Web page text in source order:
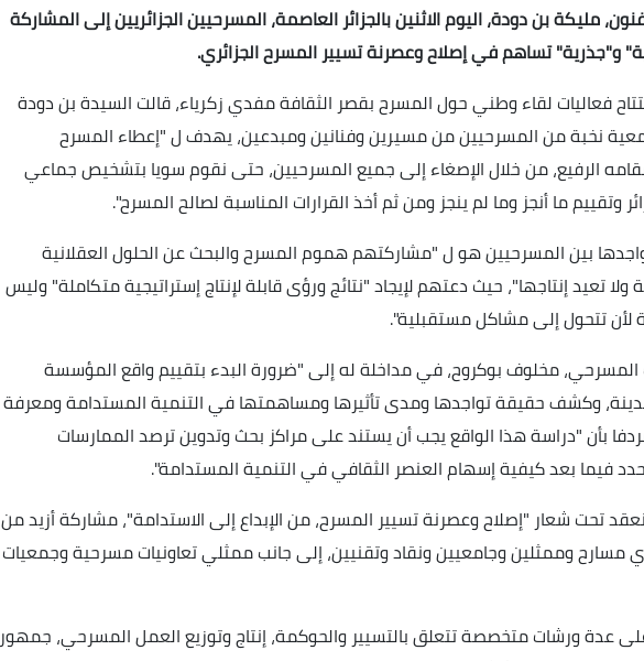
مليكة بن دودة، اليوم الاثنين بالجزائر العاصمة، المسرحيين الجزائريين إلى المشاركة
و"جذرية" تساهم في إصلاح وعصرنة تسيير المسرح الجزائري.
فعاليات لقاء وطني حول المسرح بقصر الثقافة مفدي زكرياء، قالت السيدة بن دودة
نخبة من المسرحيين من مسيرين وفنانين ومبدعين، يهدف ل "إعطاء المسرح
الرفيع، من خلال الإصغاء إلى جميع المسرحيين، حتى نقوم سويا بتشخيص جماعي
وتقييم ما أنجز وما لم ينجز ومن ثم أخذ القرارات المناسبة لصالح المسرح".
بين المسرحيين هو ل "مشاركتهم هموم المسرح والبحث عن الحلول العقلانية
ولا تعيد إنتاجها"، حيث دعتهم لإيجاد "نتائج ورؤى قابلة لإنتاج إستراتيجية متكاملة" وليس
لأن تتحول إلى مشاكل مستقبلية".
المسرحي، مخلوف بوكروح، في مداخلة له إلى "ضرورة البدء بتقييم واقع المؤسسة
وكشف حقيقة تواجدها ومدى تأثيرها ومساهمتها في التنمية المستدامة ومعرفة
بأن "دراسة هذا الواقع يجب أن يستند على مراكز بحث وتدوين ترصد الممارسات
فيما بعد كيفية إسهام العنصر الثقافي في التنمية المستدامة".
تحت شعار "إصلاح وعصرنة تسيير المسرح، من الإبداع إلى الاستدامة"، مشاركة أزيد من
مسارح وممثلين وجامعيين ونقاد وتقنيين، إلى جانب ممثلي تعاونيات مسرحية وجمعيات
عدة ورشات متخصصة تتعلق بالتسيير والحوكمة، إنتاج وتوزيع العمل المسرحي، جمهور